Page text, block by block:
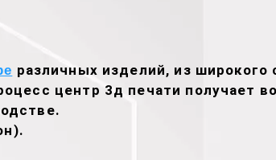
различных изделий, из
центр 3д печати получает